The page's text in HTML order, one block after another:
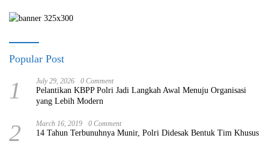
Popular Post
1 July 29, 2026 0 Comment
Pelantikan KBPP Polri Jadi Langkah Awal Menuju Organisasi
yang Lebih Modern
2 March 16, 2019 0 Comment
14 Tahun Terbunuhnya Munir, Polri Didesak Bentuk Tim Khusus